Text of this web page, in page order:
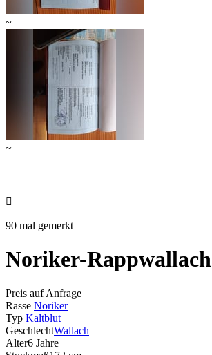
~
~

90 mal gemerkt
Noriker-Rappwallach
Preis auf Anfrage
Rasse Noriker
Typ Kaltblut
GeschlechtWallach
Alter6 Jahre